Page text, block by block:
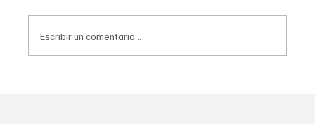
Escribir un comentario...